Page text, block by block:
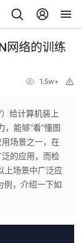
网络的训练
1.5w+
给计算机装上
，能够“看”懂图
场景之一，在
的应用，而检
上场景中广泛应
例，介绍一下如